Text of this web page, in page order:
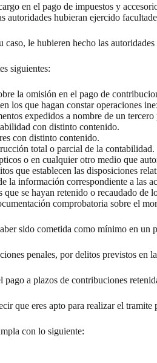
en el pago de impuestos y
autoridades hubieran ejercido
le hubieren hecho las
siguientes:
la omisión en el pago de
los que hagan constar operaciones
expedidos a nombre de un
con distinto contenido.
con distinto contenido.
total o parcial de la contabilidad.
o en cualquier otro medio que
que establecen las disposiciones
la información correspondiente a las
se hayan retenido o recaudado de
comprobatoria sobre el
sido cometida como mínimo en
penales, por delitos previstos
a plazos de contribuciones
que eres apto para realizar el
con lo siguiente: